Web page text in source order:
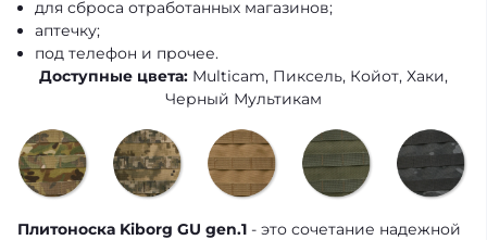
для сброса отработанных магазинов;
аптечку;
под телефон и прочее.
Доступные цвета: Multicam, Пиксель, Койот, Хаки,
Черный Мультикам
Плитоноска Kiborg GU gen.1 - это сочетание надежной